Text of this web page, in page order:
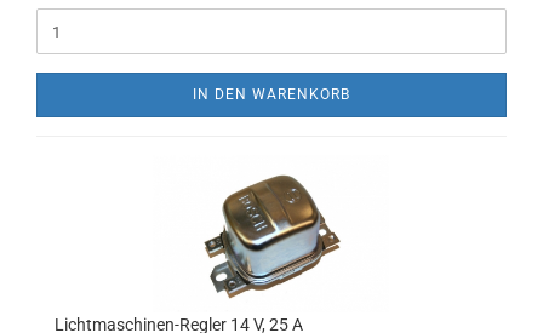
IN DEN WARENKORB
Lichtmaschinen-Regler 14 V, 25 A